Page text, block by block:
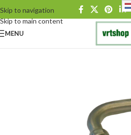
Skip to navigation
Skip to main content
MENU